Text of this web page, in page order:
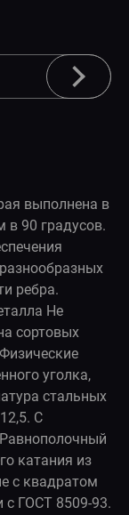
выполнена в
в 90 градусов.
ребра.
Не
сортовых
уголка,
стальных
С
катания из
с квадратом
с ГОСТ 8509-93.